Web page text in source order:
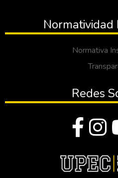
Normativa
Redes